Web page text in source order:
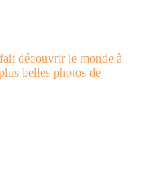
découvrir le monde à
belles photos de